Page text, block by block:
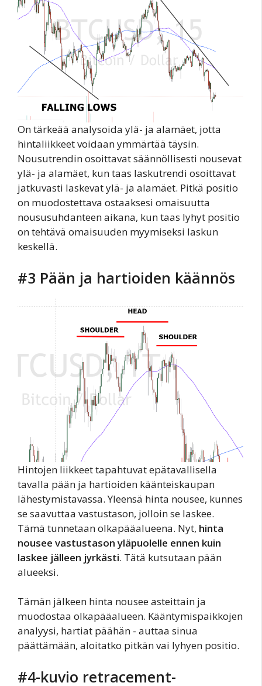
On tärkeää analysoida ylä- ja alamäet, jotta
hintaliikkeet voidaan ymmärtää täysin.
Nousutrendin osoittavat säännöllisesti nousevat
ylä- ja alamäet, kun taas laskutrendi osoittavat
jatkuvasti laskevat ylä- ja alamäet. Pitkä positio
on muodostettava ostaaksesi omaisuutta
noususuhdanteen aikana, kun taas lyhyt positio
on tehtävä omaisuuden myymiseksi laskun
keskellä.
#3 Pään ja hartioiden käännös
Hintojen liikkeet tapahtuvat epätavallisella
tavalla pään ja hartioiden käänteiskaupan
lähestymistavassa. Yleensä hinta nousee, kunnes
se saavuttaa vastustason, jolloin se laskee.
Tämä tunnetaan olkapääalueena. Nyt, hinta
nousee vastustason yläpuolelle ennen kuin
laskee jälleen jyrkästi. Tätä kutsutaan pään
alueeksi.
Tämän jälkeen hinta nousee asteittain ja
muodostaa olkapääalueen. Kääntymispaikkojen
analyysi, hartiat päähän - auttaa sinua
päättämään, aloitatko pitkän vai lyhyen positio.
#4-kuvio retracement-